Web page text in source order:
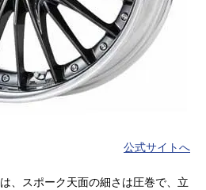
公式サイトへ
は、スポーク天面の細さは圧巻で、立